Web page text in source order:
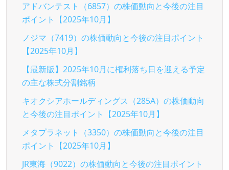
アドバンテスト（6857）の株価動向と今後の注目
ポイント【2025年10月】
ノジマ（7419）の株価動向と今後の注目ポイント
【2025年10月】
【最新版】2025年10月に権利落ち日を迎える予定
の主な株式分割銘柄
キオクシアホールディングス（285A）の株価動向
と今後の注目ポイント【2025年10月】
メタプラネット（3350）の株価動向と今後の注目
ポイント【2025年10月】
JR東海（9022）の株価動向と今後の注目ポイント